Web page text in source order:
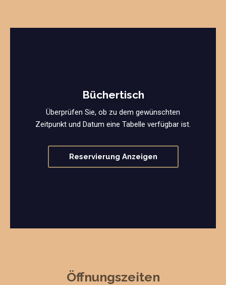
Büchertisch
Überprüfen Sie, ob zu dem gewünschten
Zeitpunkt und Datum eine Tabelle verfügbar ist.
Reservierung Anzeigen
Öffnungszeiten